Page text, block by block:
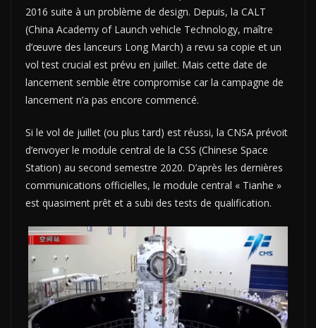
2016 suite à un problème de design. Depuis, la CALT
(China Academy of Launch vehicle Technology, maître
d’œuvre des lanceurs Long March) a revu sa copie et un
vol test crucial est prévu en juillet. Mais cette date de
lancement semble être compromise car la campagne de
lancement n’a pas encore commencé.
Si le vol de juillet (ou plus tard) est réussi, la CNSA prévoit
d’envoyer le module central de la CSS (Chinese Space
Station) au second semestre 2020. D’après les dernières
communications officielles, le module central « Tianhe »
est quasiment prêt et a subi des tests de qualification.